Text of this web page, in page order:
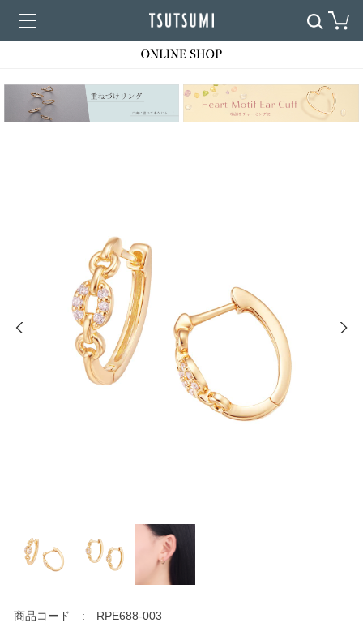
商品コード RPE688-003